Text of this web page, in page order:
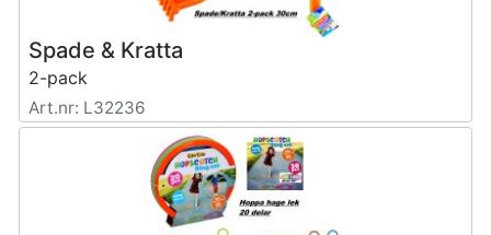
Spade & Kratta
2-pack
Art.nr: L32236